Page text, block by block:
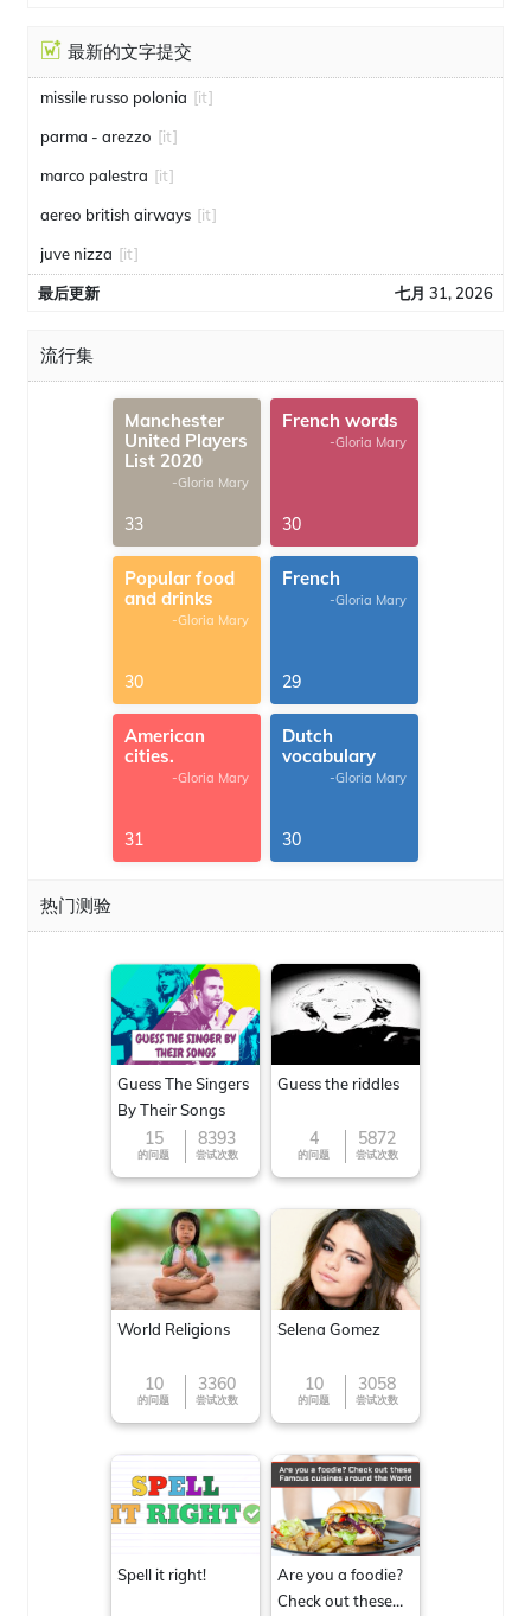
最新的文字提交
missile russo polonia [it]
parma - arezzo [it]
marco palestra [it]
aereo british airways [it]
juve nizza [it]
最后更新 七月 31, 2026
流行集
Manchester
United Players
List 2020
-Gloria Mary
33
French words
-Gloria Mary
30
Popular food
and drinks
-Gloria Mary
30
French
-Gloria Mary
29
American
cities.
-Gloria Mary
31
Dutch
vocabulary
-Gloria Mary
30
热门测验
Guess The Singers
By Their Songs
15
的问题
8393
尝试次数
Guess the riddles
4
的问题
5872
尝试次数
World Religions
10
的问题
3360
尝试次数
Selena Gomez
10
的问题
3058
尝试次数
Spell it right!
Are you a foodie?
Check out these